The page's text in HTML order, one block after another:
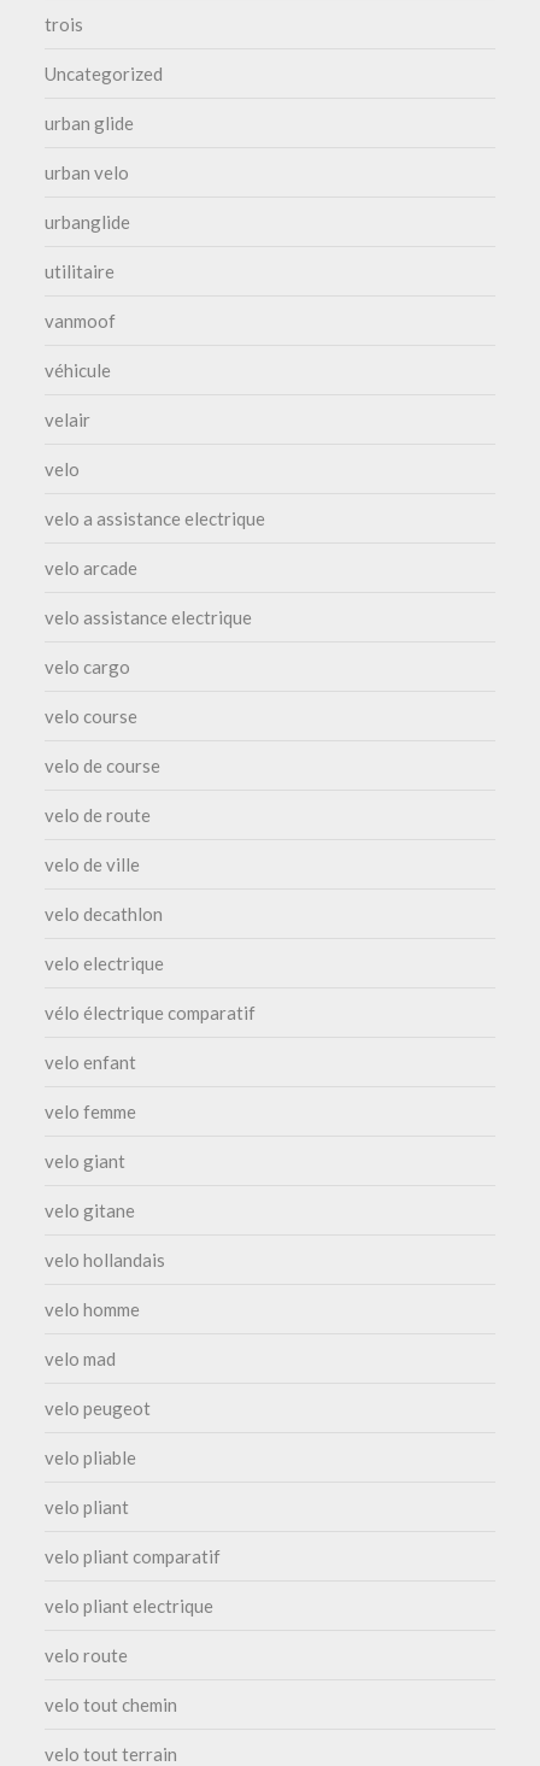
trois
Uncategorized
urban glide
urban velo
urbanglide
utilitaire
vanmoof
véhicule
velair
velo
velo a assistance electrique
velo arcade
velo assistance electrique
velo cargo
velo course
velo de course
velo de route
velo de ville
velo decathlon
velo electrique
vélo électrique comparatif
velo enfant
velo femme
velo giant
velo gitane
velo hollandais
velo homme
velo mad
velo peugeot
velo pliable
velo pliant
velo pliant comparatif
velo pliant electrique
velo route
velo tout chemin
velo tout terrain